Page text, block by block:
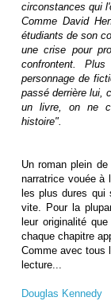
circonstances qui
Comme David
étudiants de son
une crise pour
confrontent.
personnage de
passé derrière lui,
un livre, on ne
histoire".
Un roman plein
narratrice vouée à
les plus dures
vite. Pour la
leur originalité
chaque chapitre
Comme avec tous
lecture...
Douglas Kennedy